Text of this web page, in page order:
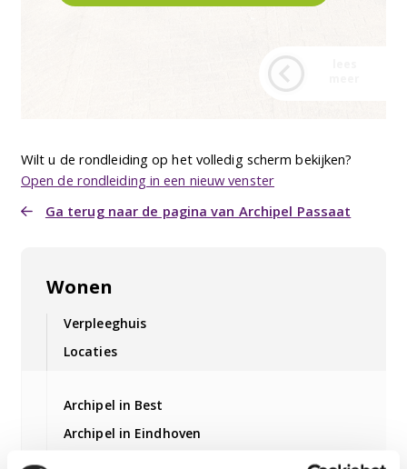
Wonen
Verpleeghuis
Locaties
Archipel in Best
Archipel in Eindhoven
Wilt u de rondleiding op het volledig scherm bekijken?
Open de rondleiding in een nieuw venster
Ga terug naar de pagina van Archipel Passaat